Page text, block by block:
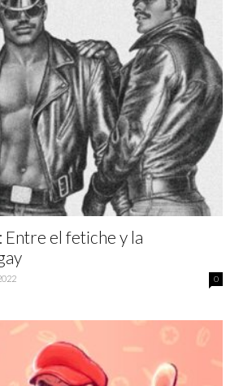
Entre el fetiche y la
0